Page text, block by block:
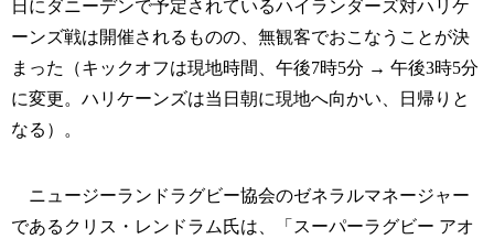
日にダニーデンで予定されているハイランダーズ対ハリケ
ーンズ戦は開催されるものの、無観客でおこなうことが決
まった（キックオフは現地時間、午後7時5分 → 午後3時5分
に変更。ハリケーンズは当日朝に現地へ向かい、日帰りと
なる）。
ニュージーランドラグビー協会のゼネラルマネージャー
であるクリス・レンドラム氏は、「スーパーラグビー アオ